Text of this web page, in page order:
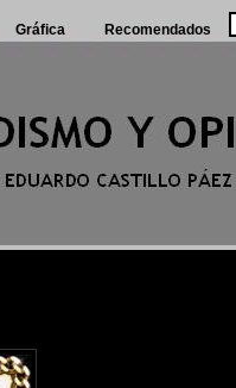
Gráfica Recomendados